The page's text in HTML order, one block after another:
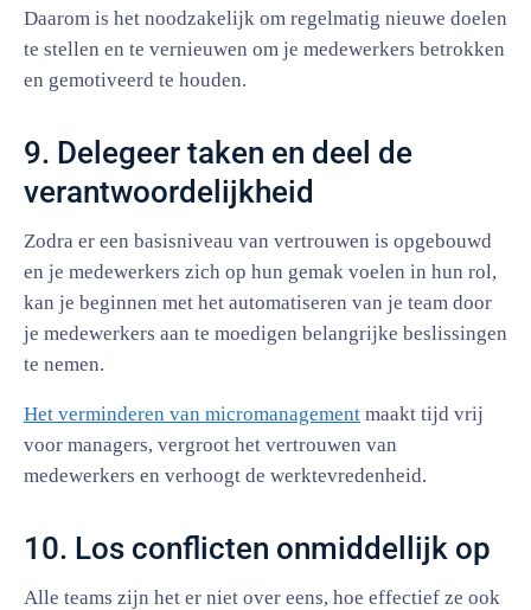
Daarom is het noodzakelijk om regelmatig nieuwe doelen
te stellen en te vernieuwen om je medewerkers betrokken
en gemotiveerd te houden.
9. Delegeer taken en deel de
verantwoordelijkheid
Zodra er een basisniveau van vertrouwen is opgebouwd
en je medewerkers zich op hun gemak voelen in hun rol,
kan je beginnen met het automatiseren van je team door
je medewerkers aan te moedigen belangrijke beslissingen
te nemen.
Het verminderen van micromanagement maakt tijd vrij
voor managers, vergroot het vertrouwen van
medewerkers en verhoogt de werktevredenheid.
10. Los conflicten onmiddellijk op
Alle teams zijn het er niet over eens, hoe effectief ze ook